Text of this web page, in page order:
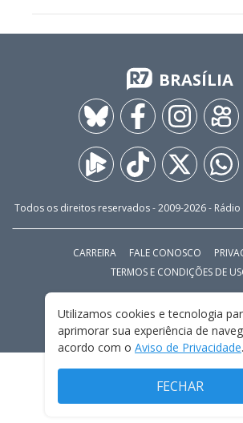
BRASÍLIA
Todos os direitos reservados - 2009-2026- Rádio
CARREIRA FALE CONOSCO
TERMOS E CONDIÇÕES DE
Utilizamos cookies e tecnologia
aprimorar sua experiência de
acordo com o Aviso de Privacidade.
FECHAR